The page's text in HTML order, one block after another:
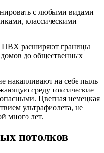
с любыми видами
классическими
ПВХ расширяют границы
до общественных
накапливают на себе пыль
среду токсические
Цветная немецкая
ультрафиолета, не
много лет.
потолков